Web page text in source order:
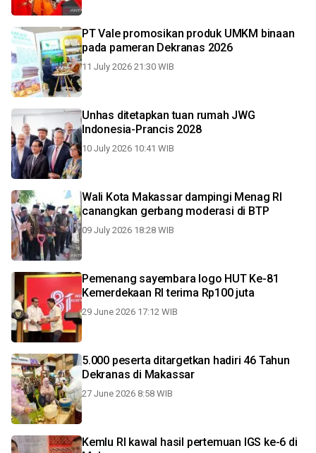
PT Vale promosikan produk UMKM binaan
pada pameran Dekranas 2026
11 July 2026 21:30 WIB
Unhas ditetapkan tuan rumah JWG
Indonesia-Prancis 2028
10 July 2026 10:41 WIB
Wali Kota Makassar dampingi Menag RI
canangkan gerbang moderasi di BTP
09 July 2026 18:28 WIB
Pemenang sayembara logo HUT Ke-81
Kemerdekaan RI terima Rp100 juta
29 June 2026 17:12 WIB
5.000 peserta ditargetkan hadiri 46 Tahun
Dekranas di Makassar
27 June 2026 8:58 WIB
Kemlu RI kawal hasil pertemuan IGS ke-6 di